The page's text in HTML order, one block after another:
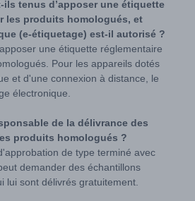
tenus d’apposer une étiquette
les produits homologués, et
(e-étiquetage) est-il autorisé ?
une étiquette réglementaire
Pour les appareils dotés
et d'une connexion à distance, le
électronique.
de la délivrance des
produits homologués ?
de type terminé avec
demander des échantillons
lui sont délivrés gratuitement.